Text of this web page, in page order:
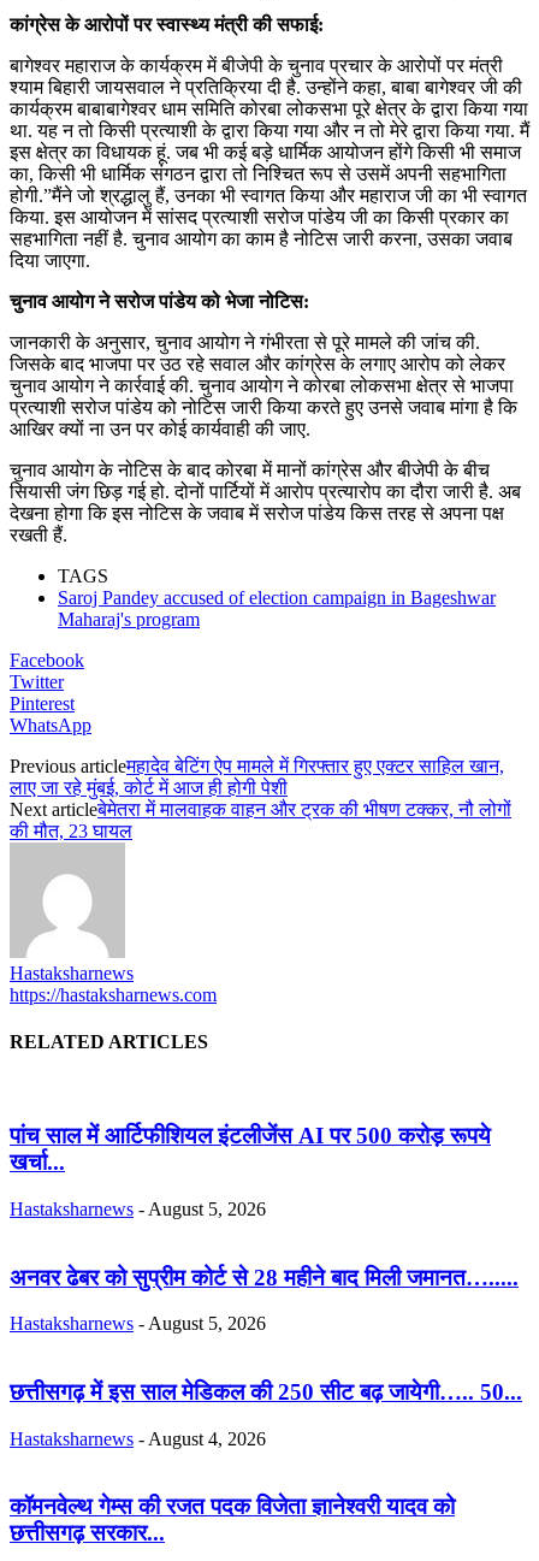
कांग्रेस के आरोपों पर स्वास्थ्य मंत्री की सफाई:
बागेश्वर महाराज के कार्यक्रम में बीजेपी के चुनाव प्रचार के आरोपों पर मंत्री
श्याम बिहारी जायसवाल ने प्रतिक्रिया दी है. उन्होंने कहा, बाबा बागेश्वर जी की
कार्यक्रम बाबाबागेश्वर धाम समिति कोरबा लोकसभा पूरे क्षेत्र के द्वारा किया गया
था. यह न तो किसी प्रत्याशी के द्वारा किया गया और न तो मेरे द्वारा किया गया. मैं
इस क्षेत्र का विधायक हूं. जब भी कई बड़े धार्मिक आयोजन होंगे किसी भी समाज
का, किसी भी धार्मिक संगठन द्वारा तो निश्चित रूप से उसमें अपनी सहभागिता
होगी.”मैंने जो श्रद्धालु हैं, उनका भी स्वागत किया और महाराज जी का भी स्वागत
किया. इस आयोजन में सांसद प्रत्याशी सरोज पांडेय जी का किसी प्रकार का
सहभागिता नहीं है. चुनाव आयोग का काम है नोटिस जारी करना, उसका जवाब
दिया जाएगा.
चुनाव आयोग ने सरोज पांडेय को भेजा नोटिस:
जानकारी के अनुसार, चुनाव आयोग ने गंभीरता से पूरे मामले की जांच की.
जिसके बाद भाजपा पर उठ रहे सवाल और कांग्रेस के लगाए आरोप को लेकर
चुनाव आयोग ने कार्रवाई की. चुनाव आयोग ने कोरबा लोकसभा क्षेत्र से भाजपा
प्रत्याशी सरोज पांडेय को नोटिस जारी किया करते हुए उनसे जवाब मांगा है कि
आखिर क्यों ना उन पर कोई कार्यवाही की जाए.
चुनाव आयोग के नोटिस के बाद कोरबा में मानों कांग्रेस और बीजेपी के बीच
सियासी जंग छिड़ गई हो. दोनों पार्टियों में आरोप प्रत्यारोप का दौरा जारी है. अब
देखना होगा कि इस नोटिस के जवाब में सरोज पांडेय किस तरह से अपना पक्ष
रखती हैं.
TAGS
Saroj Pandey accused of election campaign in Bageshwar
Maharaj's program
Facebook
Twitter
Pinterest
WhatsApp
Previous articleमहादेव बेटिंग ऐप मामले में गिरफ्तार हुए एक्टर साहिल खान,
लाए जा रहे मुंबई, कोर्ट में आज ही होगी पेशी
Next articleबेमेतरा में मालवाहक वाहन और ट्रक की भीषण टक्कर, नौ लोगों
की मौत, 23 घायल
Hastaksharnews
https://hastaksharnews.com
RELATED ARTICLES
पांच साल में आर्टिफीशियल इंटलीजेंस AI पर 500 करोड़ रूपये
खर्चा...
Hastaksharnews - August 5, 2026
अनवर ढेबर को सुप्रीम कोर्ट से 28 महीने बाद मिली जमानत….....
Hastaksharnews - August 5, 2026
छत्तीसगढ़ में इस साल मेडिकल की 250 सीट बढ़ जायेगी….. 50...
Hastaksharnews - August 4, 2026
कॉमनवेल्थ गेम्स की रजत पदक विजेता ज्ञानेश्वरी यादव को
छत्तीसगढ़ सरकार...